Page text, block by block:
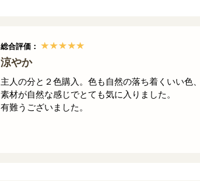
総合評価：
涼やか
主人の分と２色購入。色も自然の落ち着くいい色
素材が自然な感じでとても気に入りました。
有難うございました。